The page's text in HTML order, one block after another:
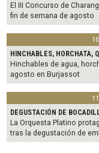
El III Concurso de
fin de semana de agosto
HINCHABLES, HORCHATA,
Hinchables de agua,
agosto en Burjassot
DEGUSTACIÓN DE
La Orquesta Platino
tras la degustación de